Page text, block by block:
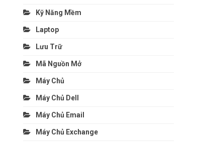
Kỹ Năng Mềm
Laptop
Lưu Trữ
Mã Nguồn Mở
Máy Chủ
Máy Chủ Dell
Máy Chủ Email
Máy Chủ Exchange